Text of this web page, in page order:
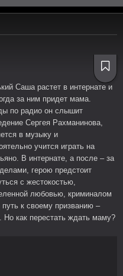
Саша растет в интернате и
за ним придет мама.
по радио он слышит
Сергея Рахманинова,
в музыку и
учится играть на
В интернате, а после – за
герою предстоит
с жестокостью,
любовью, криминалом
путь к своему призванию –
Но как перестать ждать маму?